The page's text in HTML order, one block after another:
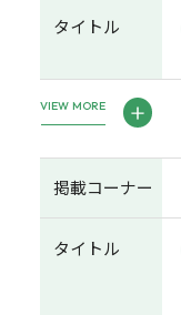
タイトル
VIEW MORE
掲載コーナー
タイトル